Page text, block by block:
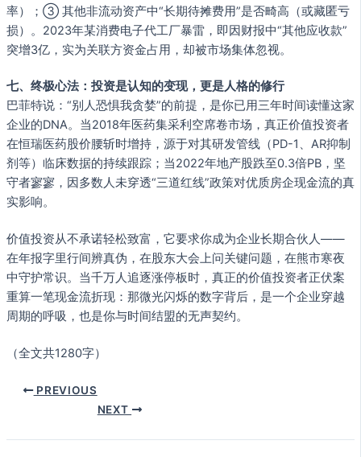
率）；③ 其他非流动资产中“长期待摊费用”是否畸高（或藏匿亏
损）。2023年某消费电子代工厂暴雷，即因财报中“其他应收款”
突增3亿，实为关联方资金占用，却被市场集体忽视。
七、终极心法：投资是认知的变现，更是人格的修行
巴菲特说：“别人恐惧我贪婪”的前提，是你已用三年时间读懂这家
企业的DNA。当2018年医药集采利空席卷市场，真正价值投资者
在恒瑞医药股价腰斩时增持，源于对其研发管线（PD-1、AR抑制
剂等）临床数据的持续跟踪；当2022年地产股跌至0.3倍PB，坚
守者寥寥，因多数人未穿透“三道红线”政策对优质房企现金流的真
实影响。
价值投资从不承诺轻松致富，它要求你成为企业长期合伙人——
在年报字里行间辨真伪，在股东大会上问关键问题，在熊市寒夜
中守护常识。当千万人追逐涨停板时，真正的价值投资者正伏案
重算一笔现金流折现：那微光闪烁的数字背后，是一个企业穿越
周期的呼吸，也是你与时间结盟的无声契约。
（全文共1280字）
PREVIOUS
NEXT